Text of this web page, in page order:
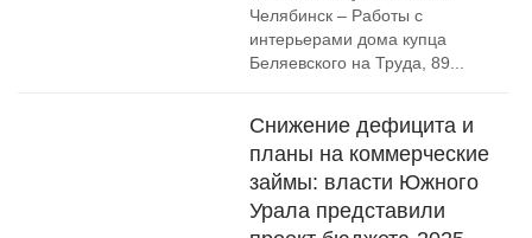
Челябинск – Работы с
интерьерами дома купца
Беляевского на Труда, 89...
Снижение дефицита и
планы на коммерческие
займы: власти Южного
Урала представили